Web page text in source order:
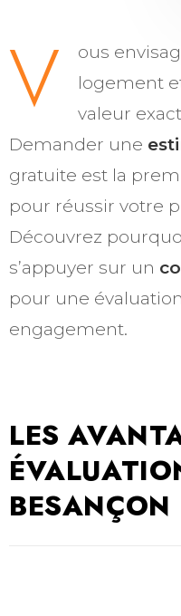
V
ous
logement
valeur
Demander une
gratuite est la
pour réussir votre
Découvrez
s’appuyer sur un
pour une
engagement.
LES
BESANÇON